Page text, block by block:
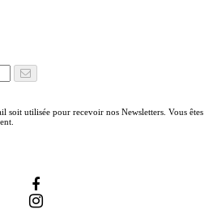
soit utilisée pour recevoir nos Newsletters. Vous êtes